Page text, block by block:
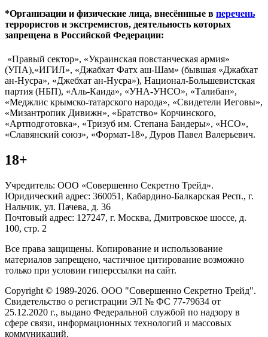
*Организации и физические лица, внесённные в перечень
террористов и экстремистов, деятельность которых
запрещена в Российской Федерации:
«Правый сектор», «Украинская повстанческая армия»
(УПА),«ИГИЛ», «Джабхат Фатх аш-Шам» (бывшая «Джабхат
ан-Нусра», «Джебхат ан-Нусра»), Национал-Большевистская
партия (НБП), «Аль-Каида», «УНА-УНСО», «Талибан»,
«Меджлис крымско-татарского народа», «Свидетели Иеговы»,
«Мизантропик Дивижн», «Братство» Корчинского,
«Артподготовка», «Тризуб им. Степана Бандеры», «НСО»,
«Славянский союз», «Формат-18», Дуров Павел Валерьевич.
18+
Учредитель: ООО «Совершенно Секретно Трейд».
Юридический адрес: 360051, Кабардино-Балкарская Респ., г.
Нальчик, ул. Пачева, д. 36
Почтовый адрес: 127247, г. Москва, Дмитровское шоссе, д.
100, стр. 2
Все права защищены. Копирование и использование
материалов запрещено, частичное цитирование возможно
только при условии гиперссылки на сайт.
Copyright © 1989-2026. ООО "Совершенно Секретно Трейд".
Свидетельство о регистрации ЭЛ № ФС 77-79634 от
25.12.2020 г., выдано Федеральной службой по надзору в
сфере связи, информационных технологий и массовых
коммуникаций.